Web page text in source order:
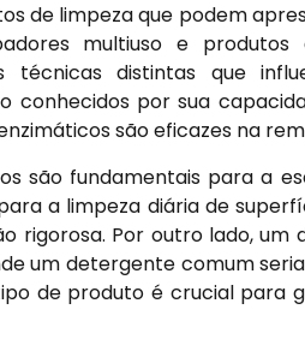
de limpeza que podem
multiuso e
técnicas distintas que
conhecidos por sua
são eficazes na
são fundamentais para a
a limpeza diária de
rigorosa. Por outro lado,
um detergente comum
de produto é crucial para